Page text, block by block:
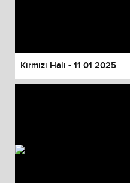
Kırmızı Halı - 11 01 2025